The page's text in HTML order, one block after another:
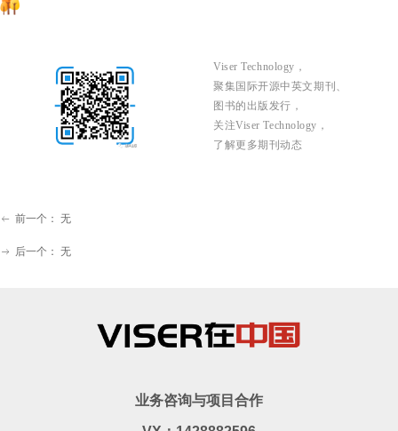
Viser Technology，
聚集国际开源中英文期刊、
图书的出版发行，
关注Viser Technology，
了解更多期刊动态
ꂃ 前一个： 无
ꁹ 后一个： 无
业务咨询与项目合作